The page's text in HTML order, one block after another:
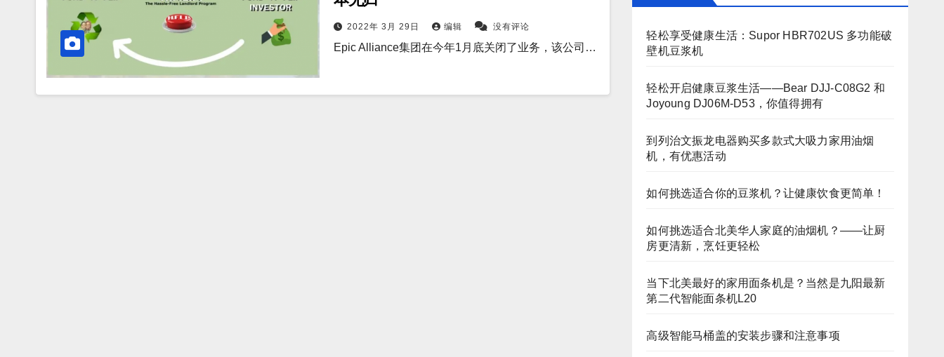
2022年 3月 29日 编辑 没有评论
Epic Alliance集团在今年1月底关闭了业务，该公司…
轻松享受健康生活：Supor HBR702US 多功能破
壁机豆浆机
轻松开启健康豆浆生活——Bear DJJ‑C08G2 和
Joyoung DJ06M‑D53，你值得拥有
到列治文振龙电器购买多款式大吸力家用油烟
机，有优惠活动
如何挑选适合你的豆浆机？让健康饮食更简单！
如何挑选适合北美华人家庭的油烟机？——让厨
房更清新，烹饪更轻松
当下北美最好的家用面条机是？当然是九阳最新
第二代智能面条机L20
高级智能马桶盖的安装步骤和注意事项